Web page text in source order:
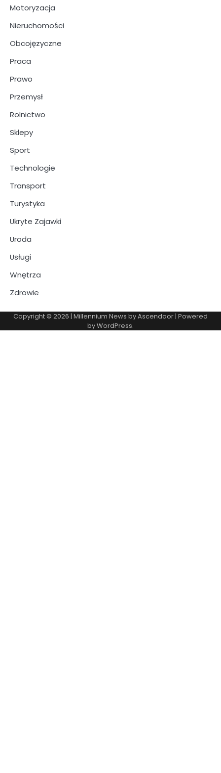
Motoryzacja
Nieruchomości
Obcojęzyczne
Praca
Prawo
Przemysł
Rolnictwo
Sklepy
Sport
Technologie
Transport
Turystyka
Ukryte Zajawki
Uroda
Usługi
Wnętrza
Zdrowie
Copyright © 2026 | Millennium News byAscendoor| Powered
byWordPress.